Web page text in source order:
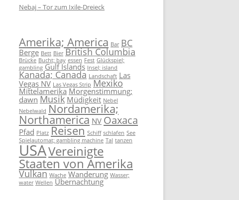
Nebaj – Tor zum Ixile-Dreieck
Amerika; America Bar BC
Berge Bett Bier British Columbia
Brücke Bucht; bay essen Fest Glückspiel;
gambling Gulf Islands Insel; island
Kanada; Canada Landschaft Las
Vegas NV Las Vegas Strip Mexiko
Mittelamerika Morgenstimmung;
dawn Musik Müdigkeit Nebel
Nebelwald Nordamerika;
Northamerica NV Oaxaca
Pfad Platz Reisen Schiff schlafen See
Spielautomat; gambling machine Tal tanzen
USAVereinigte
Staaten von Amerika
Vulkan Wache Wanderung Wasser;
water Wellen Übernachtung